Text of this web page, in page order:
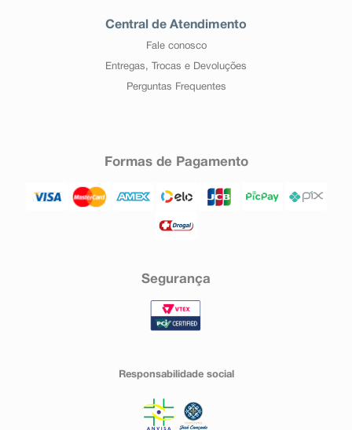
Central de Atendimento
Fale conosco
Entregas, Trocas e Devoluções
Perguntas Frequentes
Formas de Pagamento
Segurança
Responsabilidade social